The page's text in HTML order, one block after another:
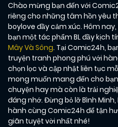
Chào mừng bạn đến với
riêng cho những tâm hồn yêu
boylove đầy cảm xúc. Hôm
bạn một tác phẩm BL đầy kịch
Mây Và Sông. Tại Comic24h,
truyện tranh phong phú với
chọn lọc và cập nhật liên tục
mong muốn mang đến cho
chuyện hay mà còn là trải
đáng nhớ. Đừng bỏ lỡ Bình
hành cùng Comic24h để tận
giãn tuyệt vời nhất nhé!